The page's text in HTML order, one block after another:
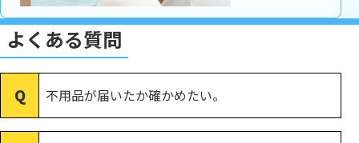
よくある質問
不用品が届いたか確かめたい。